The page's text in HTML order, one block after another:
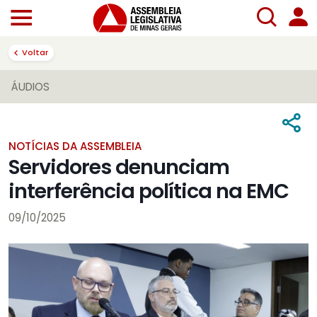
Voltar
ÁUDIOS
NOTÍCIAS DA ASSEMBLEIA
Servidores denunciam
interferência política na EMC
09/10/2025